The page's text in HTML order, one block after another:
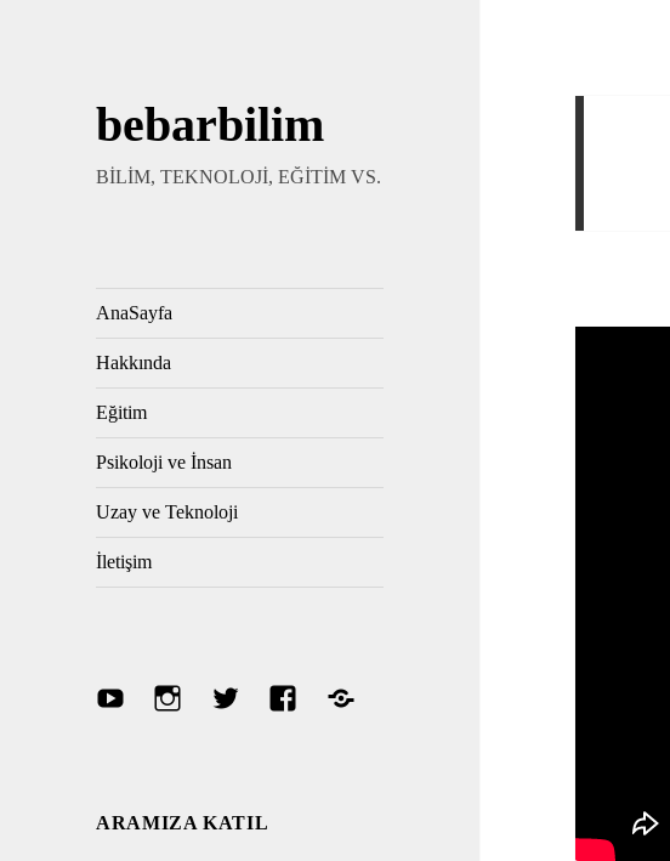
bebarbilim
BİLİM, TEKNOLOJİ, EĞİTİM VS.
AnaSayfa
Hakkında
Eğitim
Psikoloji ve İnsan
Uzay ve Teknoloji
İletişim
YoutubeInstagramTwitter FacebookDiscord
ARAMIZA KATIL